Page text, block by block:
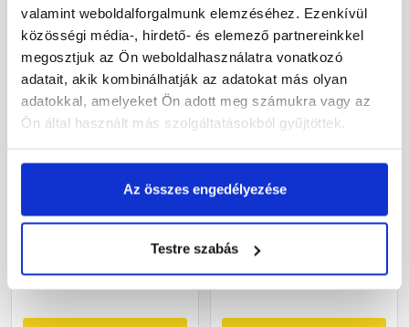
valamint weboldalforgalmunk elemzéséhez. Ezenkívül
közösségi média-, hirdető- és elemező partnereinkkel
megosztjuk az Ön weboldalhasználatra vonatkozó
adatait, akik kombinálhatják az adatokat más olyan
adatokkal, amelyeket Ön adott meg számukra vagy az
Ön által használt más szolgáltatásokból gyűjtöttek.
Az összes engedélyezése
Testre szabás
fejhoronyos cserepekhez
barna 80 cm
Rendelésre
39 120 Ft/ db
Rendelésre
12 255 Ft/ db